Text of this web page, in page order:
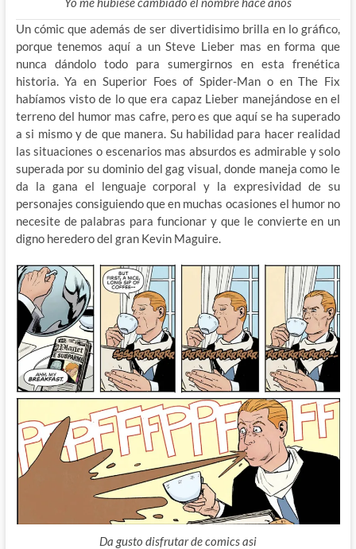
Un cómic que además de ser divertidisimo brilla en lo gráfico,
porque tenemos aquí a un Steve Lieber mas en forma que
nunca dándolo todo para sumergirnos en esta frenética
historia. Ya en Superior Foes of Spider-Man o en The Fix
habíamos visto de lo que era capaz Lieber manejándose en el
terreno del humor mas cafre, pero es que aquí se ha superado
a si mismo y de que manera. Su habilidad para hacer realidad
las situaciones o escenarios mas absurdos es admirable y solo
superada por su dominio del gag visual, donde maneja como le
da la gana el lenguaje corporal y la expresividad de su
personajes consiguiendo que en muchas ocasiones el humor no
necesite de palabras para funcionar y que le convierte en un
digno heredero del gran Kevin Maguire.
Da gusto disfrutar de comics asi